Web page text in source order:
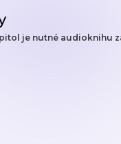
je nutné audioknihu